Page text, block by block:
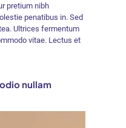
pretium nibh
penatibus in. Sed
Ultrices fermentum
vitae. Lectus et
nullam